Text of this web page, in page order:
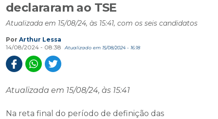
declararam ao TSE
Atualizada em 15/08/24, às 15:41, com os seis candidatos
Por Arthur Lessa
14/08/2024 - 08:38
Atualizado em 15/08/2024 - 16:18
Atualizada em 15/08/24, às 15:41
Na reta final do período de definição das